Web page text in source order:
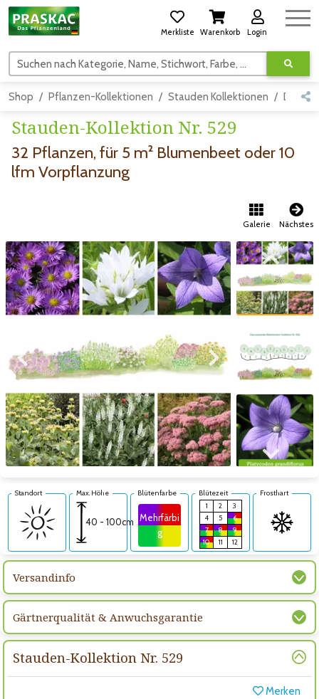
Merkliste Warenkorb Login
Suchen nach Kategorie, Name, Stichwort, Farbe, usw.
Shop Pflanzen-Kollektionen Stauden Kollektionen Detail
Stauden-Kollektion Nr. 529
32 Pflanzen, für 5 m² Blumenbeet oder 10
lfm Vorpflanzung
Galerie Nächstes
Zum vorigen Bild Zum nächsten Bild
Zum vorigen Bild
Zum nächsten Bild
Standort Max. Höhe
40 - 100cm
Blütenfarbe
Mehrfärbi
g
Blütezeit
1
2
3
4
5
6
7
8
9
10
11 12
Frosthart
Versandinfo
Gärtnerqualität & Anwuchsgarantie
Stauden-Kollektion Nr. 529
Merken